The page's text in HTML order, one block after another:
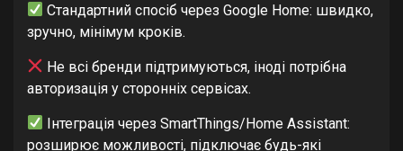
Стандартний спосіб через Google Home: швидко,
зручно, мінімум кроків.
Не всі бренди підтримуються, іноді потрібна
авторизація у сторонніх сервісах.
Інтеграція через SmartThings/Home Assistant:
розширює можливості, підключає будь-які